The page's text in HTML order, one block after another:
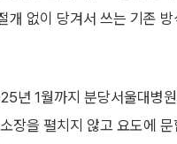
개 없이 당겨서 쓰는 기존
년 1월까지 분당서울대병
장을 펼치지 않고 요도에